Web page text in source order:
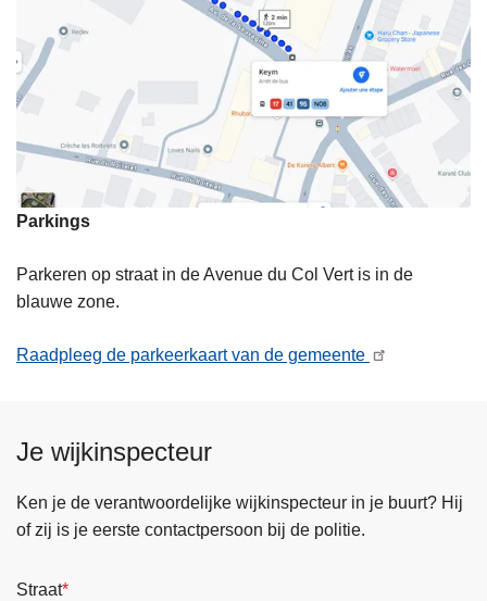
Parkings
Parkeren op straat in de Avenue du Col Vert is in de
blauwe zone.
Raadpleeg de parkeerkaart van de gemeente
Je wijkinspecteur
Ken je de verantwoordelijke wijkinspecteur in je buurt? Hij
of zij is je eerste contactpersoon bij de politie.
Straat